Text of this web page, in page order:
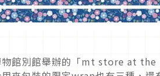
物館別館舉辦的「mt store at